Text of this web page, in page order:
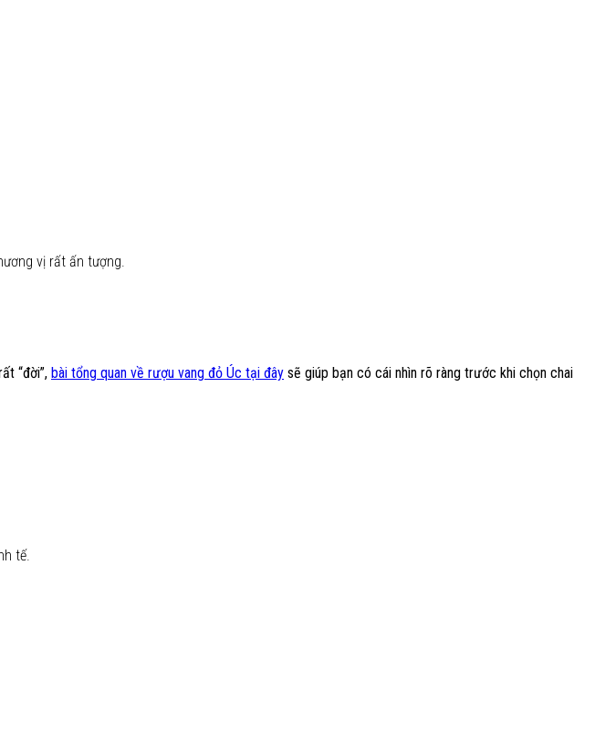
vị rất ấn tượng.
“đời”, bài tổng quan về rượu vang đỏ Úc tại đây sẽ giúp bạn có cái nhìn rõ ràng trước khi chọn chai
tế.